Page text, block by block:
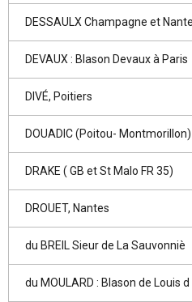
DESSAULX Champagne et
DEVAUX : Blason Devaux à Paris
DIVÉ, Poitiers
DOUADIC (Poitou- Montmorillon)
DRAKE ( GB et St Malo FR 35)
DROUET, Nantes
du BREIL Sieur de La Sauvonniè
du MOULARD : Blason de Louis d